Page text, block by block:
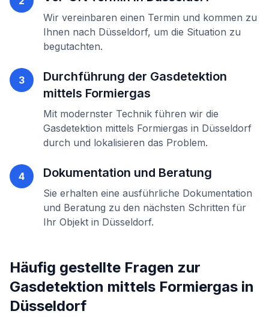
Wir vereinbaren einen Termin und kommen zu
Ihnen nach Düsseldorf, um die Situation zu
begutachten.
3 Durchführung der Gasdetektion
mittels Formiergas
Mit modernster Technik führen wir die
Gasdetektion mittels Formiergas in Düsseldorf
durch und lokalisieren das Problem.
4 Dokumentation und Beratung
Sie erhalten eine ausführliche Dokumentation
und Beratung zu den nächsten Schritten für
Ihr Objekt in Düsseldorf.
Häufig gestellte Fragen zur
Gasdetektion mittels Formiergas in
Düsseldorf